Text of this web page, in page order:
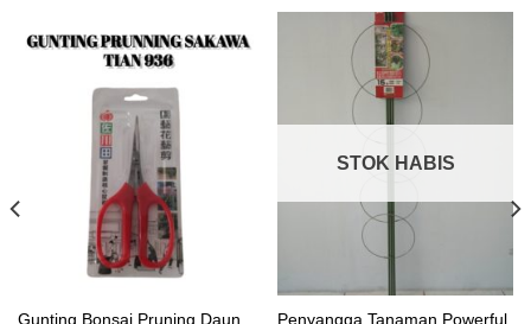
Gunting Bonsai Pruning Daun
STOK HABIS
Penyangga Tanaman Powerful